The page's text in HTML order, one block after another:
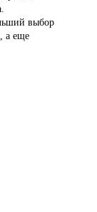
выбор
а еще